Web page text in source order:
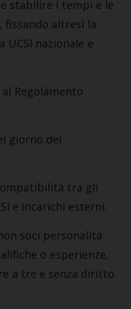
stabilire i tempi e le
fissando altresì la
nazionale e
Regolamento
giorno del
tra gli
e incarichi esterni;
soci personalità
o esperienze,
a tre e senza diritto